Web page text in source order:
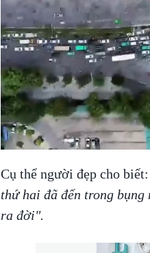
Cụ thể người đẹp cho biết:
thứ hai đã đến trong
ra đời".